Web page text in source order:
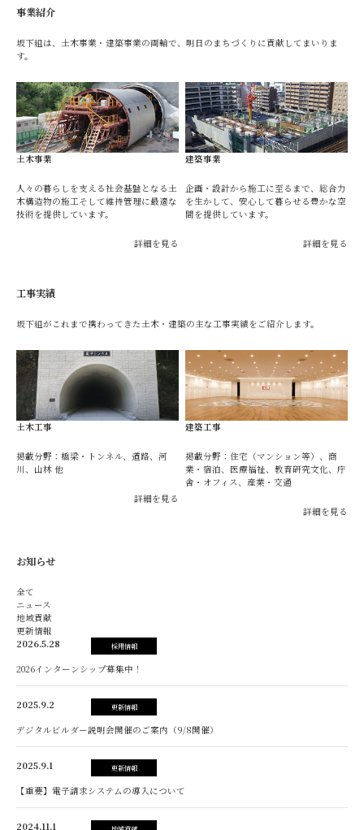
事業紹介
坂下組は、土木事業・建築事業の両輪で、明日のまちづくりに貢献してまいりま
す。
土木事業
人々の暮らしを支える社会基盤となる土
木構造物の施工そして維持管理に最適な
技術を提供しています。
詳細を見る
建築事業
企画・設計から施工に至るまで、総合力
を生かして、安心して暮らせる豊かな空
間を提供しています。
詳細を見る
工事実績
坂下組がこれまで携わってきた土木・建築の主な工事実績をご紹介します。
土木工事
掲載分野：橋梁・トンネル、道路、河
川、山林 他
詳細を見る
建築工事
掲載分野：住宅（マンション等）、商
業・宿泊、医療福祉、教育研究文化、庁
舎・オフィス、産業・交通
詳細を見る
お知らせ
全て
ニュース
地域貢献
更新情報
2026.5.28
採用情報
2026インターンシップ募集中！
2025.9.2 更新情報
デジタルビルダー説明会開催のご案内（9/8開催）
2025.9.1 更新情報
【重要】電子請求システムの導入について
2024.11.1